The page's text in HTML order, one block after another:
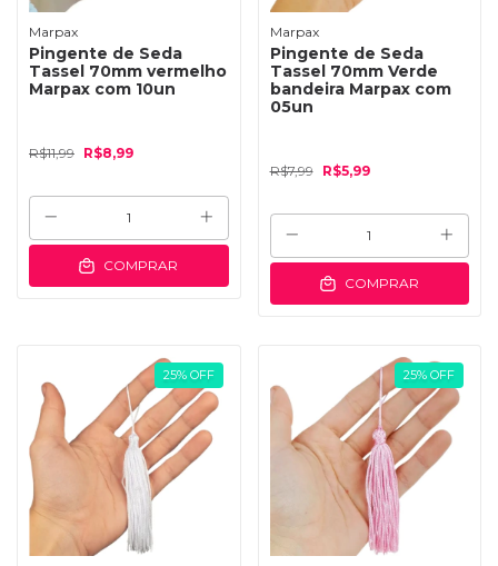
Marpax
Pingente de Seda
Tassel 70mm vermelho
Marpax com 10un
R$11,99 R$8,99
COMPRAR
Marpax
Pingente de Seda
Tassel 70mm Verde
bandeira Marpax com
05un
R$7,99 R$5,99
COMPRAR
25% OFF 25% OFF